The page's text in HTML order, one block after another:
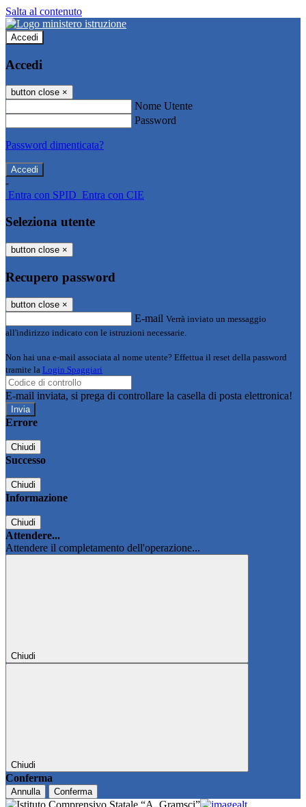
Salta al contenuto
Accedi
Accedi
button close ×
Nome Utente
Password
Password dimenticata?
-
Entra con SPID Entra con CIE
Seleziona utente
button close ×
Recupero password
button close ×
E-mail Verrà inviato un messaggio
all'indirizzo indicato con le istruzioni necessarie.
Non hai una e-mail associata al nome utente? Effettua il reset della password
tramite la Login Spaggiari
E-mail inviata, si prega di controllare la casella di posta elettronica!
Errore
Chiudi
Successo
Chiudi
Informazione
Chiudi
Attendere...
Attendere il completamento dell'operazione...
Chiudi
Chiudi
Conferma
Annulla Conferma